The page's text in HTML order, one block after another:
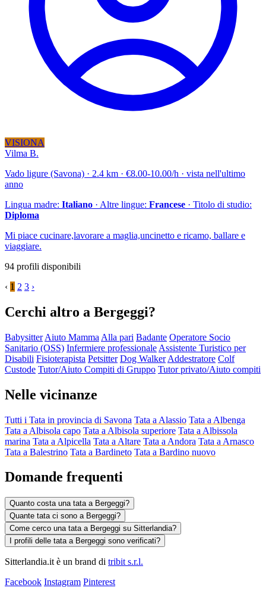
VISIONA
Vilma B.
Vado ligure (Savona) · 2.4 km · €8.00-10.00/h · vista nell'ultimo
anno
Lingua madre: Italiano · Altre lingue: Francese · Titolo di studio:
Diploma
Mi piace cucinare,lavorare a maglia,uncinetto e ricamo, ballare e
viaggiare.
94 profili disponibili
‹ 1 2 3 ›
Cerchi altro a Bergeggi?
Babysitter Aiuto Mamma Alla pari Badante Operatore Socio
Sanitario (OSS) Infermiere professionale Assistente Turistico per
Disabili Fisioterapista Petsitter Dog Walker Addestratore Colf
Custode Tutor/Aiuto Compiti di Gruppo Tutor privato/Aiuto compiti
Nelle vicinanze
Tutti i Tata in provincia di Savona Tata a Alassio Tata a Albenga
Tata a Albisola capo Tata a Albisola superiore Tata a Albissola
marina Tata a Alpicella Tata a Altare Tata a Andora Tata a Arnasco
Tata a Balestrino Tata a Bardineto Tata a Bardino nuovo
Domande frequenti
Quanto costa una tata a Bergeggi?
Quante tata ci sono a Bergeggi?
Come cerco una tata a Bergeggi su Sitterlandia?
I profili delle tata a Bergeggi sono verificati?
Sitterlandia.it è un brand di tribit s.r.l.
Facebook Instagram Pinterest